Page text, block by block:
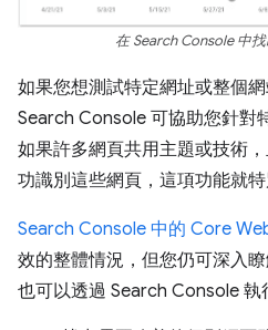
在 Search Console 中
如果您想測試特定網址或整個
Search Console 可協助您針對
如果許多網頁共用主題或技術
功識別這些網頁，這項功能就特
Search Console 中的 Core
效的整體情況，但您仍可深入
也可以透過 Search Console 執